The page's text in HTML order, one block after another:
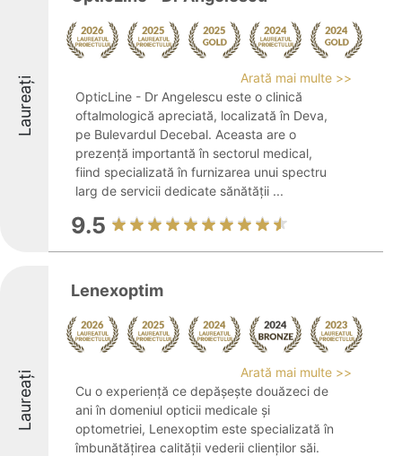
Laureați
Arată mai multe >>
OpticLine - Dr Angelescu este o clinică
oftalmologică apreciată, localizată în Deva,
pe Bulevardul Decebal. Aceasta are o
prezență importantă în sectorul medical,
fiind specializată în furnizarea unui spectru
larg de servicii dedicate sănătății ...
9.5
Laureați
Lenexoptim
Arată mai multe >>
Cu o experiență ce depășește douăzeci de
ani în domeniul opticii medicale și
optometriei, Lenexoptim este specializată în
îmbunătățirea calității vederii clienților săi.